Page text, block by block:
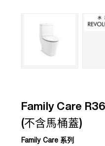
Family Care
(不含馬桶蓋)
Family Care 系列